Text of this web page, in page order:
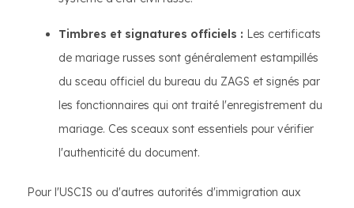
Timbres et signatures officiels : Les certificats
de mariage russes sont généralement estampillés
du sceau officiel du bureau du ZAGS et signés par
les fonctionnaires qui ont traité l'enregistrement du
mariage. Ces sceaux sont essentiels pour vérifier
l'authenticité du document.
Pour l'USCIS ou d'autres autorités d'immigration aux